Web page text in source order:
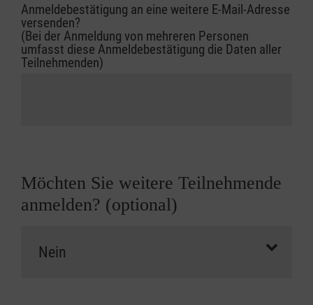
Anmeldebestätigung an eine weitere E-Mail-Adresse
versenden?
(Bei der Anmeldung von mehreren Personen
umfasst diese Anmeldebestätigung die Daten aller
Teilnehmenden)
Möchten Sie weitere Teilnehmende
anmelden? (optional)